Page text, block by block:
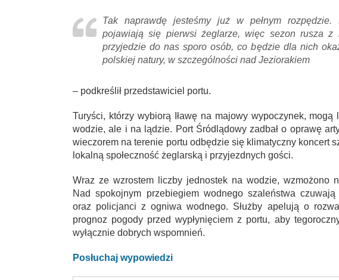
Tak naprawdę jesteśmy już w pełnym
pojawiają się pierwsi żeglarze, więc sezon rusza z
przyjedzie do nas sporo osób, co będzie dla nich
polskiej natury, w szczególności nad Jeziorakiem
– podkreślił przedstawiciel portu.
Turyści, którzy wybiorą Iławę na majowy wypoczynek,
wodzie, ale i na lądzie. Port Śródlądowy zadbał o oprawę
wieczorem na terenie portu odbędzie się klimatyczny koncert
lokalną społeczność żeglarską i przyjezdnych gości.
Wraz ze wzrostem liczby jednostek na wodzie, wzmożono
Nad spokojnym przebiegiem wodnego szaleństwa czuwają
oraz policjanci z ogniwa wodnego. Służby apelują o
prognoz pogody przed wypłynięciem z portu, aby
wyłącznie dobrych wspomnień.
Posłuchaj wypowiedzi